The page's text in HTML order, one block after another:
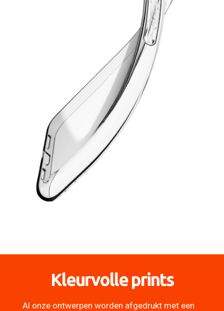
Kleurvolle prints
Al onze ontwerpen worden afgedrukt met een